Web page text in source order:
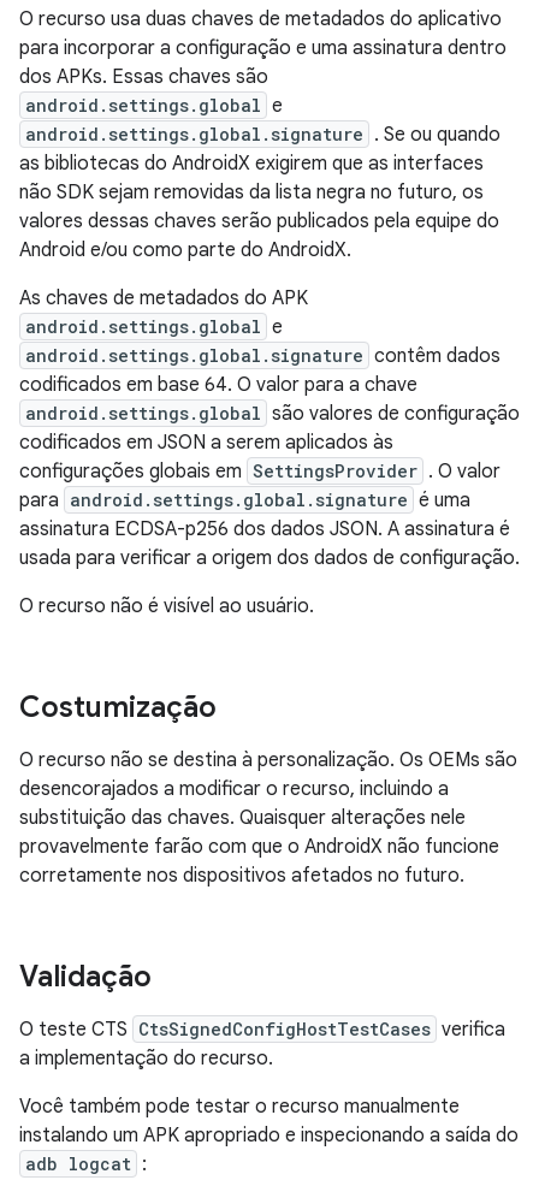
O recurso usa duas chaves de metadados do aplicativo
para incorporar a configuração e uma assinatura dentro
dos APKs. Essas chaves são
android.settings.global e
android.settings.global.signature . Se ou quando
as bibliotecas do AndroidX exigirem que as interfaces
não SDK sejam removidas da lista negra no futuro, os
valores dessas chaves serão publicados pela equipe do
Android e/ou como parte do AndroidX.
As chaves de metadados do APK
android.settings.global e
android.settings.global.signature contêm dados
codificados em base 64. O valor para a chave
android.settings.global são valores de configuração
codificados em JSON a serem aplicados às
configurações globais em SettingsProvider . O valor
para android.settings.global.signature é uma
assinatura ECDSA-p256 dos dados JSON. A assinatura é
usada para verificar a origem dos dados de configuração.
O recurso não é visível ao usuário.
Costumização
O recurso não se destina à personalização. Os OEMs são
desencorajados a modificar o recurso, incluindo a
substituição das chaves. Quaisquer alterações nele
provavelmente farão com que o AndroidX não funcione
corretamente nos dispositivos afetados no futuro.
Validação
O teste CTS CtsSignedConfigHostTestCases verifica
a implementação do recurso.
Você também pode testar o recurso manualmente
instalando um APK apropriado e inspecionando a saída do
adb logcat :